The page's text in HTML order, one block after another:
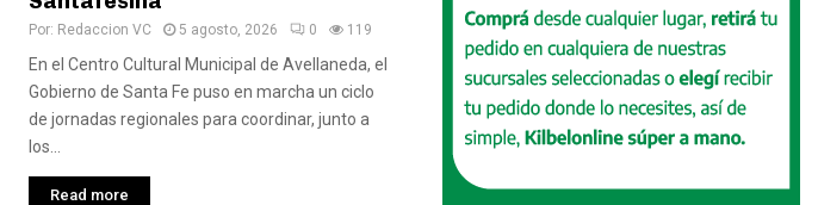
Por: Redaccion VC 5 agosto, 2026 0 119
En el Centro Cultural Municipal de Avellaneda, el
Gobierno de Santa Fe puso en marcha un ciclo
de jornadas regionales para coordinar, junto a
los...
Read more